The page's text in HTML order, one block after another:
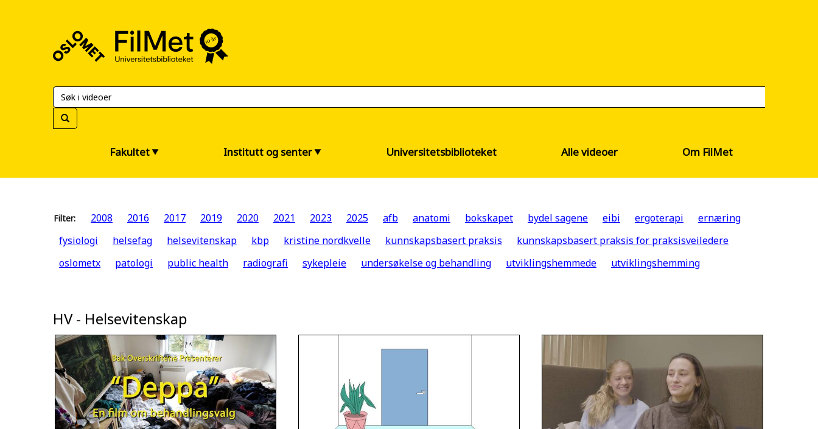
Universitetsbiblioteket
Fakultet Institutt og senter Universitetsbiblioteket Alle videoer Om FilMet
Filter: 2008 2016 2017 2019 2020 2021 2023 2025 afb anatomi bokskapet bydel sagene eibi ergoterapi
ernæring
fysiologi
helsefag helsevitenskap kbp kristine nordkvelle kunnskapsbasert praksis
kunnskapsbasert praksis for praksisveiledere
oslometx
patologi public health radiografi sykepleie undersøkelse og behandling utviklingshemmede utviklingshemming
HV - Helsevitenskap